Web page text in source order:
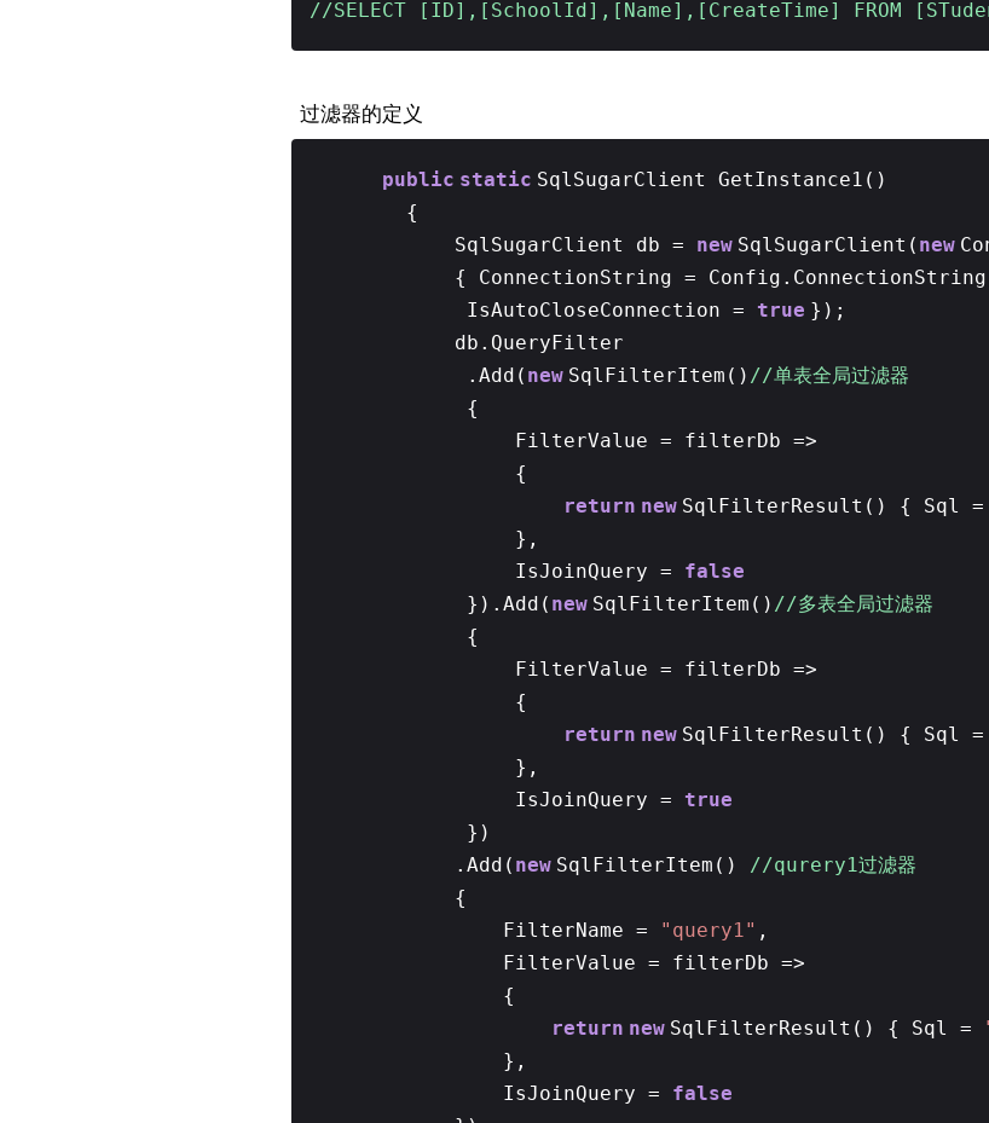
//SELECT [ID],[SchoolId],[Name],[CreateTime] FROM
过滤器的定义
public static SqlSugarClient GetInstance1()
{
SqlSugarClient db = new SqlSugarClient( new
{ ConnectionString =
IsAutoCloseConnection = true });
db.QueryFilter
.Add( new SqlFilterItem() //单表全局过滤器
{
FilterValue = filterDb =>
{
return new SqlFilterResult() { Sql =
},
IsJoinQuery = false
}).Add( new SqlFilterItem() //多表全局过滤器
{
FilterValue = filterDb =>
{
return new SqlFilterResult() { Sql =
},
IsJoinQuery = true
})
.Add( new SqlFilterItem() //qurery1过滤器
{
FilterName =
"query1" ,
FilterValue = filterDb =>
{
return new SqlFilterResult() { Sql =
},
IsJoinQuery = false